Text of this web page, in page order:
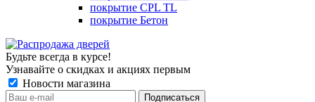
покрытие CPL TL
покрытие Бетон
Будьте всегда в курсе!
Узнавайте о скидках и акциях первым
Новости магазина